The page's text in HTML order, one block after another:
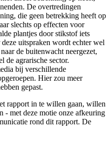
De overtredingen
die geen betrekking heeft op
slechts op effecten voor
plantjes door stikstof iets
uitspraken wordt echter wel
de buitenwacht neergezet,
de agrarische sector.
bij verschillende
Hier zou meer
gepast.
rapport in te willen gaan, willen
- met deze motie onze afkeuring
rond dit rapport. De